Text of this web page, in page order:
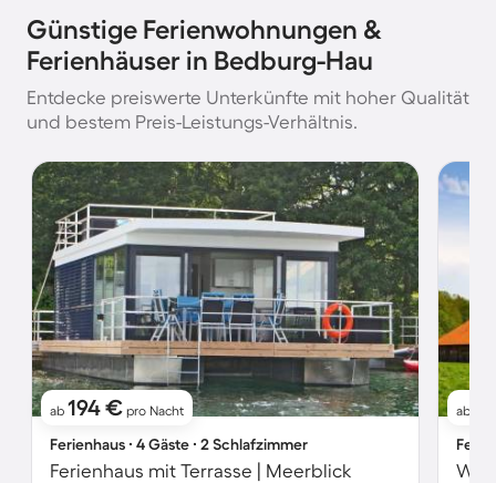
Günstige Ferienwohnungen &
Ferienhäuser in Bedburg-Hau
Entdecke preiswerte Unterkünfte mit hoher Qualität
und bestem Preis-Leistungs-Verhältnis.
ab 194 € pro Nacht
Ferienhaus ∙ 4 Gäste ∙ 2 Schlafzimmer
Ferienhaus mit Terrasse | Meerblick
ab